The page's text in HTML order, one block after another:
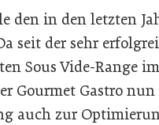
den in den letzten
seit der sehr
Sous Vide-Range
Gourmet Gastro
auch zur